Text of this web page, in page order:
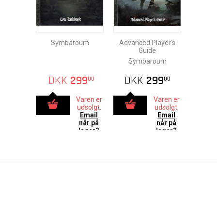
Symbaroum
DKK 29900
Varen er
udsolgt.
Email
når på
lager?
Advanced Player's
Guide
Symbaroum
DKK 29900
Varen er
udsolgt.
Email
når på
lager?